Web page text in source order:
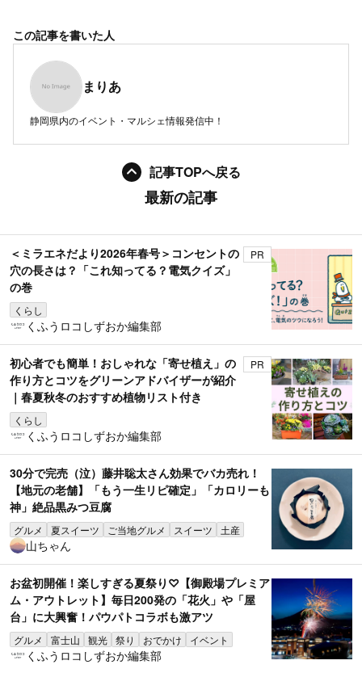
この記事を書いた人
まりあ
静岡県内のイベント・マルシェ情報発信中！
記事TOPへ戻る
最新の記事
＜ミラエネだより2026年春号＞コンセントの
穴の長さは？「これ知ってる？電気クイズ」
の巻
くらし
PR
くふうロコしずおか編集部
初心者でも簡単！おしゃれな「寄せ植え」の
作り方とコツをグリーンアドバイザーが紹介
｜春夏秋冬のおすすめ植物リスト付き
くらし
PR
くふうロコしずおか編集部
30分で完売（泣）藤井聡太さん効果でバカ売れ！
【地元の老舗】「もう一生リピ確定」「カロリーも
神」絶品黒みつ豆腐
グルメ 夏スイーツ ご当地グルメ スイーツ 土産
山ちゃん
お盆初開催！楽しすぎる夏祭り♡【御殿場プレミア
ム・アウトレット】毎日200発の「花火」や「屋
台」に大興奮！パウパトコラボも激アツ
グルメ 富士山 観光 祭り おでかけ イベント
くふうロコしずおか編集部